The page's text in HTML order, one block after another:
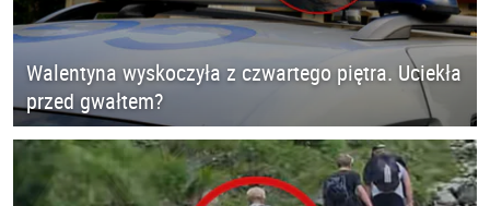
Walentyna wyskoczyła z czwartego piętra. Uciekła
przed gwałtem?